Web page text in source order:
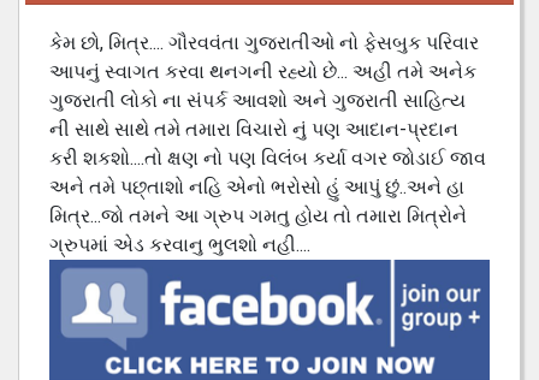
કેમ છો, મિત્ર.... ગૌરવવંતા ગુજરાતીઓ નો ફેસબુક પરિવાર
આપનું સ્વાગત કરવા થનગની રહ્યો છે... અહી તમે અનેક
ગુજરાતી લોકો ના સંપર્ક આવશો અને ગુજરાતી સાહિત્ય
ની સાથે સાથે તમે તમારા વિચારો નું પણ આદાન-પ્રદાન
કરી શકશો....તો ક્ષણ નો પણ વિલંબ કર્યા વગર જોડાઈ જાવ
અને તમે પછ્તાશો નહિ એનો ભરોસો હું આપું છું..અને હા
મિત્ર...જો તમને આ ગ્રુપ ગમતુ હોય તો તમારા મિત્રોને
ગ્રુપમાં એડ કરવાનુ ભુલશો નહી....